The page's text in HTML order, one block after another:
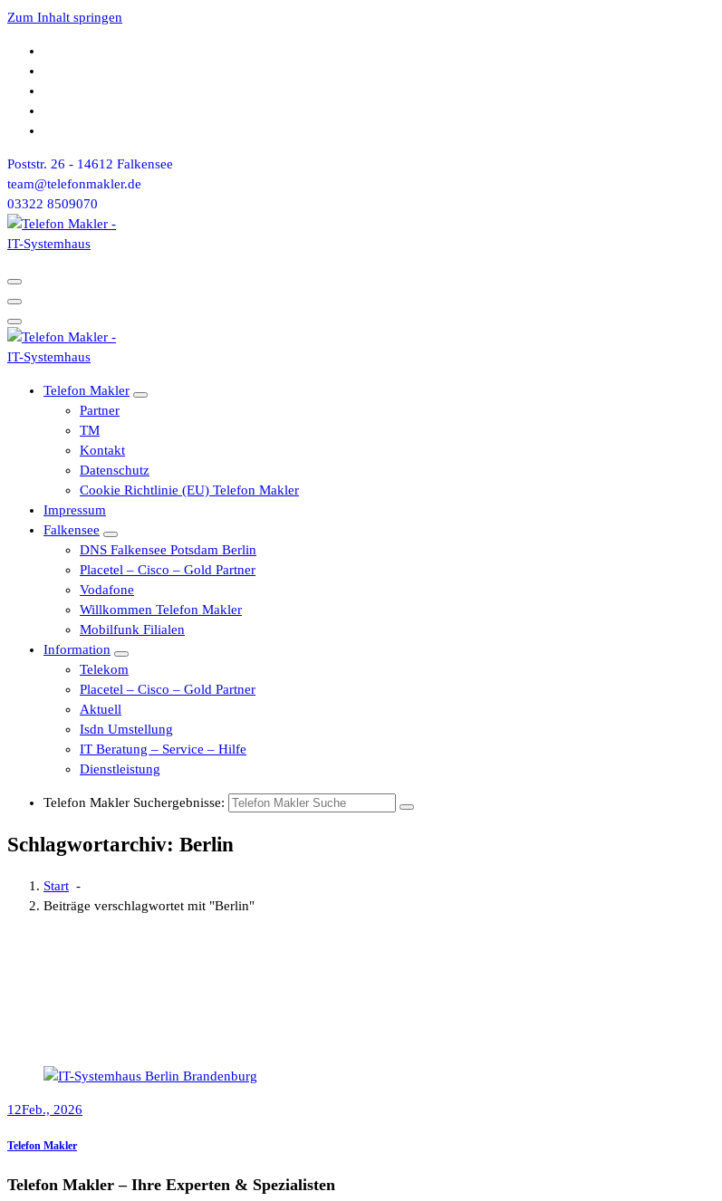
Zum Inhalt springen
Poststr. 26 - 14612 Falkensee
team@telefonmakler.de
03322 8509070
Telefon Makler
Partner
TM
Kontakt
Datenschutz
Cookie Richtlinie (EU) Telefon Makler
Impressum
Falkensee
DNS Falkensee Potsdam Berlin
Placetel – Cisco – Gold Partner
Vodafone
Willkommen Telefon Makler
Mobilfunk Filialen
Information
Telekom
Placetel – Cisco – Gold Partner
Aktuell
Isdn Umstellung
IT Beratung – Service – Hilfe
Dienstleistung
Telefon Makler Suchergebnisse:
Schlagwortarchiv: Berlin
Start -
Beiträge verschlagwortet mit "Berlin"
12Feb., 2026
Telefon Makler
Telefon Makler – Ihre Experten & Spezialisten